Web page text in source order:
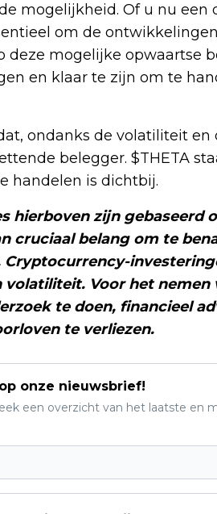
mogelijkheid. Of u nu
om de
deze mogelijke opwaartse
en klaar te zijn om te
ondanks de volatiliteit
belegger. $THETA
handelen is dichtbij.
hierboven zijn gebaseerd
cruciaal belang om te
Cryptocurrency-
volatiliteit. Voor het
te doen, financieel
te verliezen.
onze nieuwsbrief!
een overzicht van het laatste en